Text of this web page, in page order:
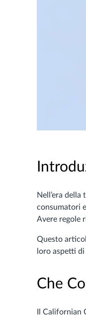
Nell’era
consumatori
Avere regole
Questo
loro aspetti
Che
Il Californian